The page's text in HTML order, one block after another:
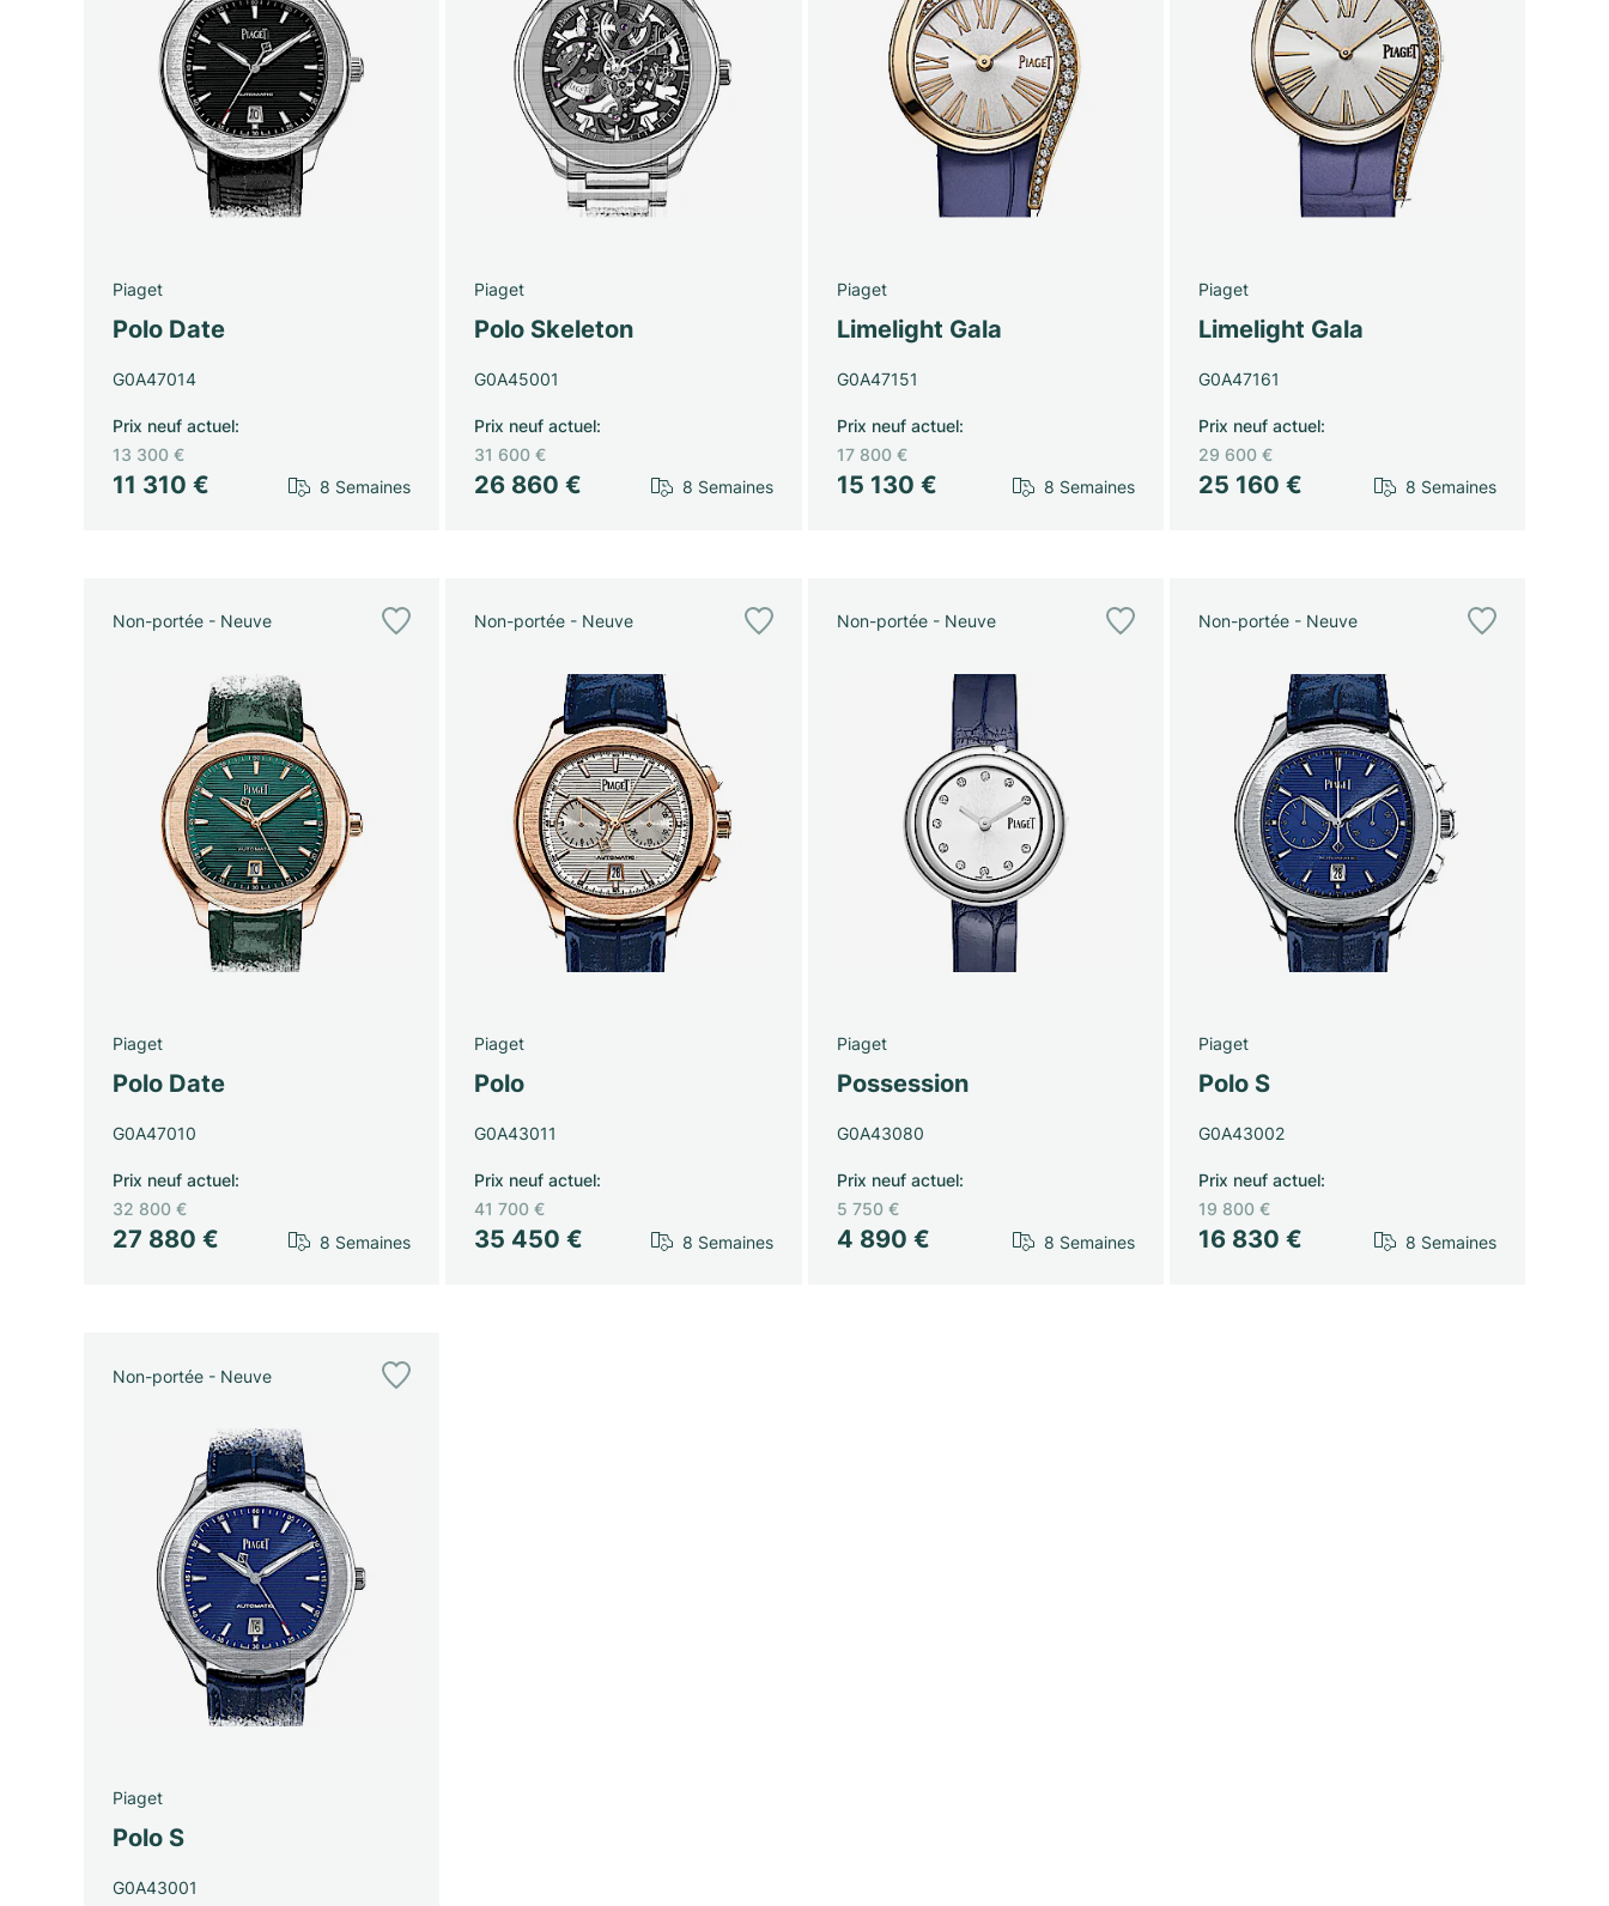
Piaget
Polo Date
G0A47014
11 310 €
Prix neuf actuel:
13 300 €
8 Semaines
Piaget
Polo Skeleton
G0A45001
26 860 €
Prix neuf actuel:
31 600 €
8 Semaines
Piaget
Limelight Gala
G0A47151
15 130 €
Prix neuf actuel:
17 800 €
8 Semaines
Piaget
Limelight Gala
G0A47161
25 160 €
Prix neuf actuel:
29 600 €
8 Semaines
Non-portée - Neuve
Piaget
Polo Date
G0A47010
27 880 €
Prix neuf actuel:
32 800 €
8 Semaines
Non-portée - Neuve
Piaget
Polo
G0A43011
35 450 €
Prix neuf actuel:
41 700 €
8 Semaines
Non-portée - Neuve
Piaget
Possession
G0A43080
4 890 €
Prix neuf actuel:
5 750 €
8 Semaines
Non-portée - Neuve
Piaget
Polo S
G0A43002
16 830 €
Prix neuf actuel:
19 800 €
8 Semaines
Non-portée - Neuve
Piaget
Polo S
G0A43001